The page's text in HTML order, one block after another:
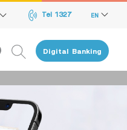
Tel 1327 EN
Digital Banking